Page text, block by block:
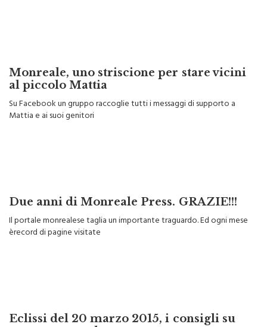
Monreale, uno striscione per stare vicini
al piccolo Mattia
Su Facebook un gruppo raccoglie tutti i messaggi di supporto a
Due anni di Monreale Press. GRAZIE!!!
Il portale monrealese taglia un importante traguardo. Ed ogni mese